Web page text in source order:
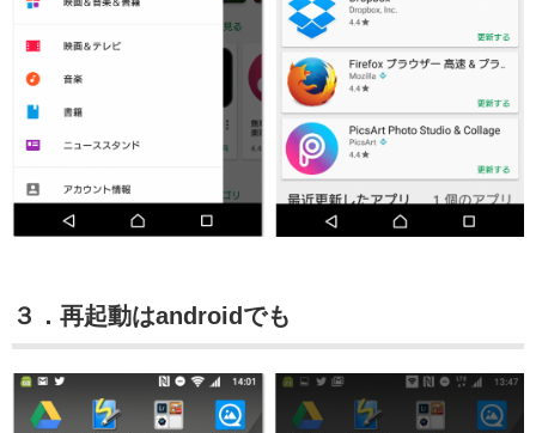
３．再起動はandroidでも